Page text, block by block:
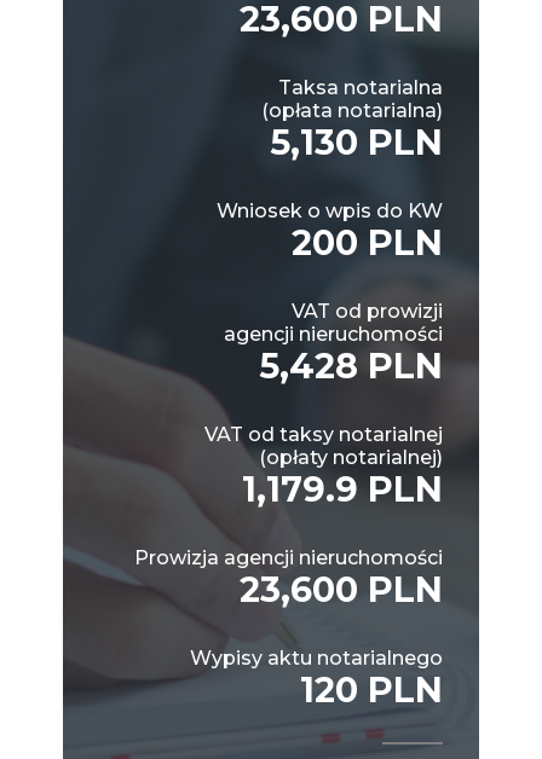
23,600 PLN
Taksa notarialna
(opłata notarialna)
5,130 PLN
Wniosek o wpis do KW
200 PLN
VAT od prowizji
agencji nieruchomości
5,428 PLN
VAT od taksy notarialnej
(opłaty notarialnej)
1,179.9 PLN
Prowizja agencji nieruchomości
23,600 PLN
Wypisy aktu notarialnego
120 PLN